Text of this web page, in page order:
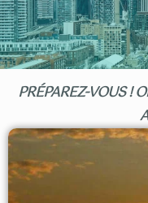
PRÉPAREZ-VOUS !